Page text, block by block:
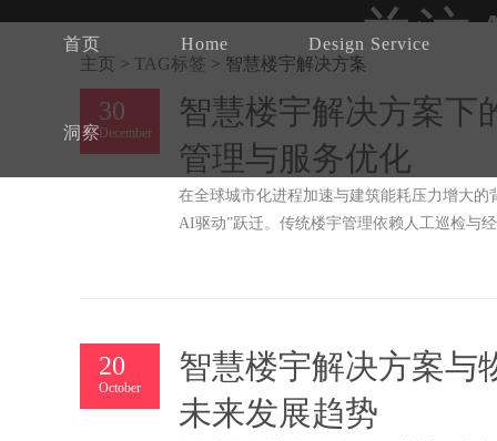
首页 Home Design Service
洞察
关注
主页 > TAG标签 > 智慧楼宇解决方案
30
December
智慧楼宇解决方案下
管理与服务优化
在全球城市化进程加速与建筑能耗压力增大的
AI驱动”跃迁。传统楼宇管理依赖人工巡检与
20
October
智慧楼宇解决方案与
未来发展趋势